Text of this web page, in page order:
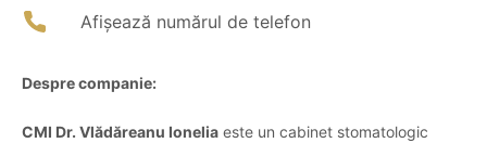
Afișează numărul de telefon
Despre companie:
CMI Dr. Vlădăreanu Ionelia este un cabinet stomatologic